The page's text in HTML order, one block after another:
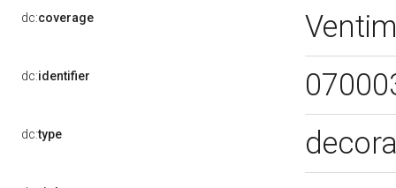
dc:coverage
dc:identifier
dc:type